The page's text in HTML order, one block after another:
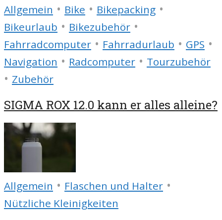
Allgemein • Bike • Bikepacking •
Bikeurlaub • Bikezubehör •
Fahrradcomputer • Fahrradurlaub • GPS •
Navigation • Radcomputer • Tourzubehör
• Zubehör
SIGMA ROX 12.0 kann er alles alleine?
Allgemein • Flaschen und Halter •
Nützliche Kleinigkeiten